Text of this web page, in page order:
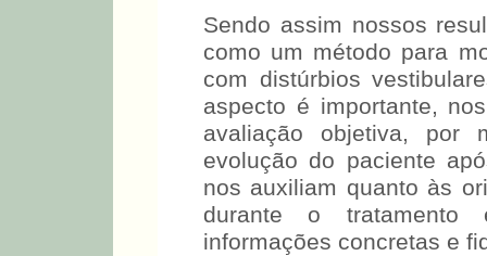
Sendo assim nossos
como um método para
com distúrbios
aspecto é importante,
avaliação objetiva, por
evolução do paciente
nos auxiliam quanto às
durante o tratamento
informações concretas e